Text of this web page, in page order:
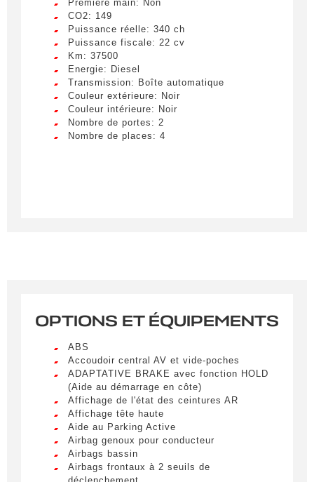
Remplissez le formulaire ci-dessous pour recevoir
une notification par e-mail dès qu’un véhicule
correspondant à vos critères sera disponible.
Civilité *
M.
LIVRAISON PARTOUT EN
FRANCE
Première main: Non
CO2: 149
Puissance réelle: 340 ch
Puissance fiscale: 22 cv
Km: 37500
Energie: Diesel
Transmission: Boîte automatique
Couleur extérieure: Noir
Couleur intérieure: Noir
Nombre de portes: 2
Nombre de places: 4
OPTIONS ET ÉQUIPEMENTS
ABS
Accoudoir central AV et vide-poches
ADAPTATIVE BRAKE avec fonction HOLD
(Aide au démarrage en côte)
Affichage de l'état des ceintures AR
Affichage tête haute
Aide au Parking Active
Airbag genoux pour conducteur
Airbags bassin
Airbags frontaux à 2 seuils de